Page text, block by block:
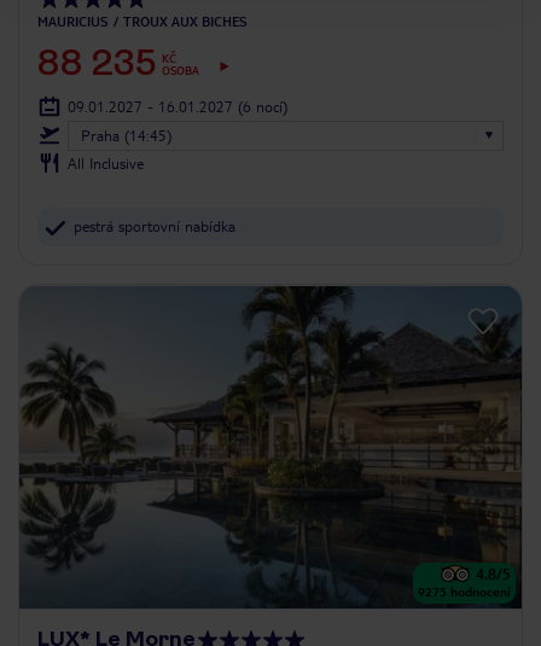
MAURICIUS TROUX AUX BICHES
88 235
KČ
OSOBA
09.01.2027 - 16.01.2027 (6 nocí)
Praha (14:45)
All Inclusive
pestrá sportovní nabídka
4.8/5
9275 hodnocení
LUX* Le Morne